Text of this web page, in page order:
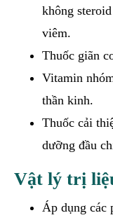
không
viêm.
Thuốc giãn
Vitamin
thần kinh.
Thuốc cải
dưỡng đầu
Vật lý trị
Áp dụng các